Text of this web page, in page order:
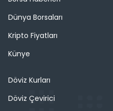
Dünya Borsaları
Kripto Fiyatları
Künye
Döviz Kurları
Döviz Çevirici